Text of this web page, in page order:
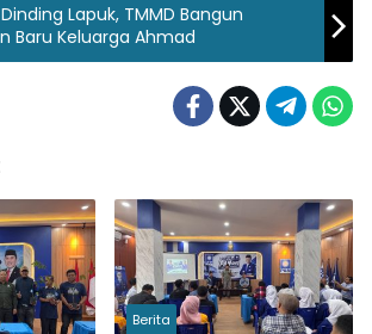
Lapuk, TMMD Bangun
Baru Keluarga Ahmad
Berita